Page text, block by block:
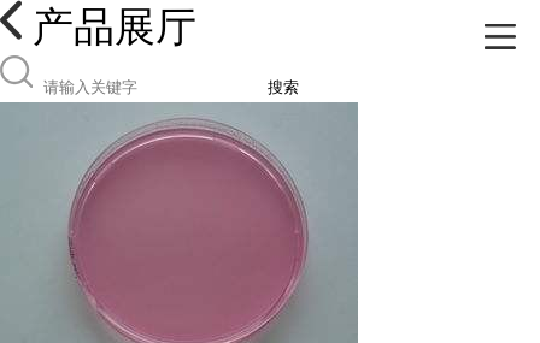
产品展厅
搜索